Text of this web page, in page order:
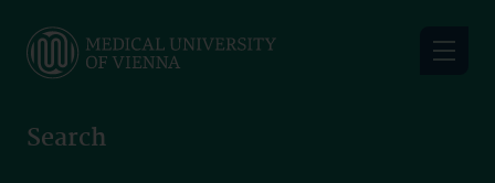
main
Search